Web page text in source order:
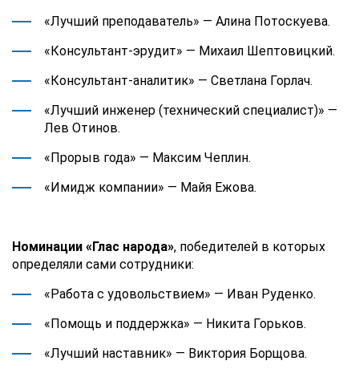
«Лучший преподаватель» — Алина Потоскуева.
«Консультант-эрудит» — Михаил Шептовицкий.
«Консультант-аналитик» — Светлана Горлач.
«Лучший инженер (технический специалист)» —
Лев Отинов.
«Прорыв года» — Максим Чеплин.
«Имидж компании» — Майя Ежова.
Номинации «Глас народа», победителей в которых
определяли сами сотрудники:
«Работа с удовольствием» — Иван Руденко.
«Помощь и поддержка» — Никита Горьков.
«Лучший наставник» — Виктория Борщова.